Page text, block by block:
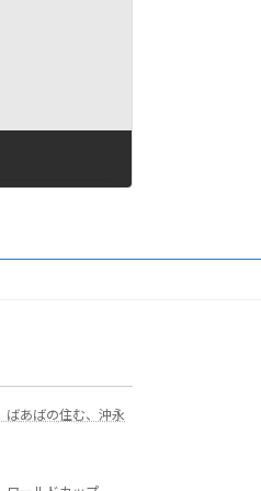
あばの住む、沖永